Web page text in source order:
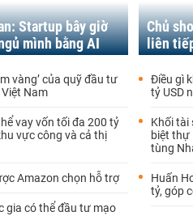
Startup bây giờ
mình bằng AI
vàng’ của quỹ đầu tư
Nam
vay vốn tối đa 200 tỷ
vực công và cả thị
Amazon chọn hỗ trợ
gia có thể đầu tư mạo
Chủ
liên
Điều gì
tỷ USD
Khối tài
biệt thự
tùng
Huấn
tỷ, góp